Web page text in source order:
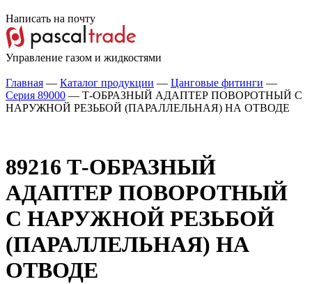
Написать на почту
Управление газом и жидкостями
Главная — Каталог продукции — Цанговые фитинги —
Серия 89000 — Т-ОБРАЗНЫЙ АДАПТЕР ПОВОРОТНЫЙ С
НАРУЖНОЙ РЕЗЬБОЙ (ПАРАЛЛЕЛЬНАЯ) НА ОТВОДЕ
89216 Т-ОБРАЗНЫЙ
АДАПТЕР ПОВОРОТНЫЙ
С НАРУЖНОЙ РЕЗЬБОЙ
(ПАРАЛЛЕЛЬНАЯ) НА
ОТВОДЕ